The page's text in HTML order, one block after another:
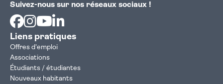
Suivez-nous sur nos réseaux sociaux !
Facebook
Instagram
Youtube
Liens pratiques
Offres d'emploi
Associations
Étudiants / étudiantes
Nouveaux habitants